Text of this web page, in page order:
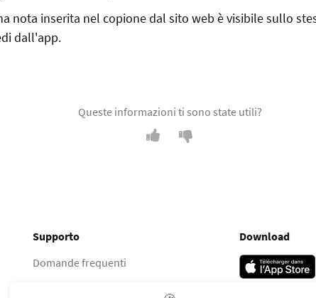
nota inserita nel copione dal sito web è visibile sullo
dall'app.
Queste informazioni ti sono state utili?
Supporto
Domande frequenti
Download